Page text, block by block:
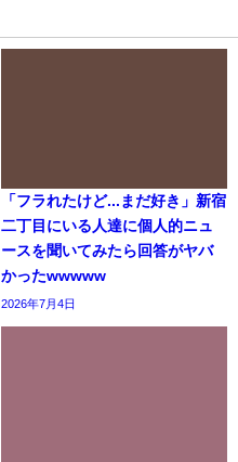
「フラれたけど...まだ好き」新宿
二丁目にいる人達に個人的ニュ
ースを聞いてみたら回答がヤバ
かったwwwww
2026年7月4日